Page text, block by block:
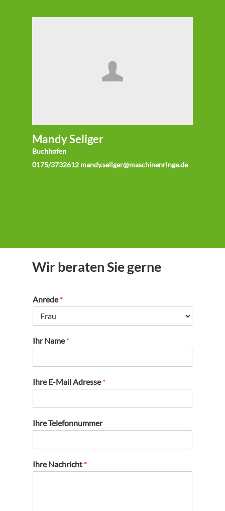
Mandy Seliger
Buchhofen
0175/3732612 mandy.seliger@maschinenringe.de
Wir beraten Sie gerne
Anrede*
Ihr Name*
Ihre E-Mail Adresse*
Ihre Telefonnummer
Ihre Nachricht *